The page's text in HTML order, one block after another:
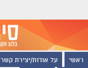
ראשי על אודות/יצירת קשר